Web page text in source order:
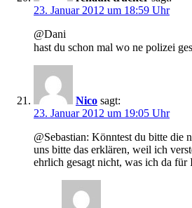
23. Januar 2012 um 18:59 Uhr
@Dani
hast du schon mal wo ne polizei
Nico sagt:
23. Januar 2012 um 19:05 Uhr
@Sebastian: Könntest du bitte die
uns bitte das erklären, weil ich
ehrlich gesagt nicht, was ich da für